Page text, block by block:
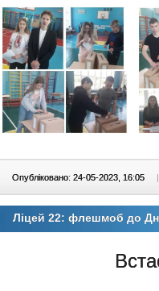
Опубліковано: 24-05-2023, 16:05 |
Ліцей 22: флешмоб до